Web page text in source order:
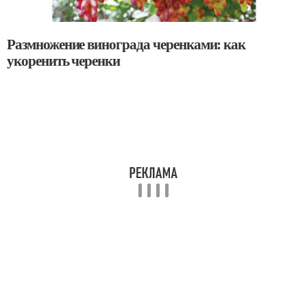
Размножение винограда черенками: как
укоренить черенки